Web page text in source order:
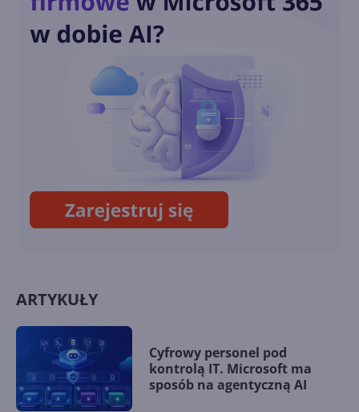
Inwestycje IT w kierunku
latach 2021-2022. Co wynika z
raportu?
Microsoft Advertising z ofertą
inteligentnych kampanii dla
SMB
ARTYKUŁY
Cyfrowy personel pod
kontrolą IT. Microsoft ma
sposób na agentyczną AI